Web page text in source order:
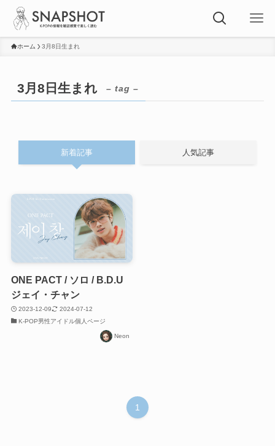
ホーム 3月8日生まれ
3月8日生まれ – tag –
新着記事 人気記事
ONE PACT / ソロ / B.D.U
ジェイ・チャン
2023-12-09
2024-07-12
K-POP男性アイドル個人ページ
Neon
1